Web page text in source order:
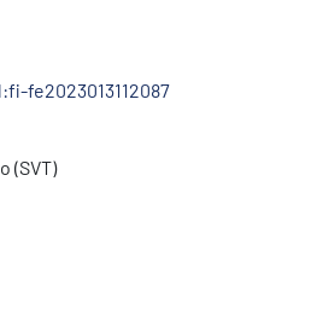
fe2023013112087
(SVT)